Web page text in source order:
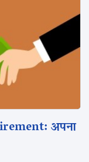
अपना